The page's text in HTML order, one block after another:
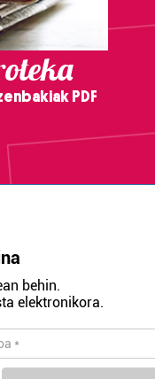
PDF
behin.
elektronikora.